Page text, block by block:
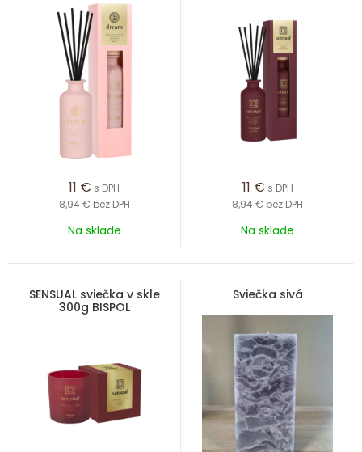
11 € s DPH
8,94 € bez DPH
Na sklade
11 € s DPH
8,94 € bez DPH
Na sklade
SENSUAL sviečka v skle
300g BISPOL
Sviečka sivá